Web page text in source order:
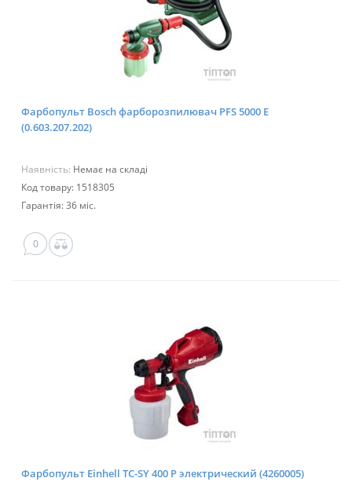
Фарбопульт Bosch фарборозпилювач PFS 5000 E
(0.603.207.202)
Наявність: Немає на складі
Код товару: 1518305
Гарантія: 36 міс.
0
Фарбопульт Einhell TC-SY 400 P электрический (4260005)